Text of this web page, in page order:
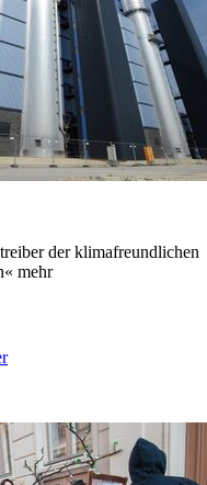
der klimafreundlichen
mehr